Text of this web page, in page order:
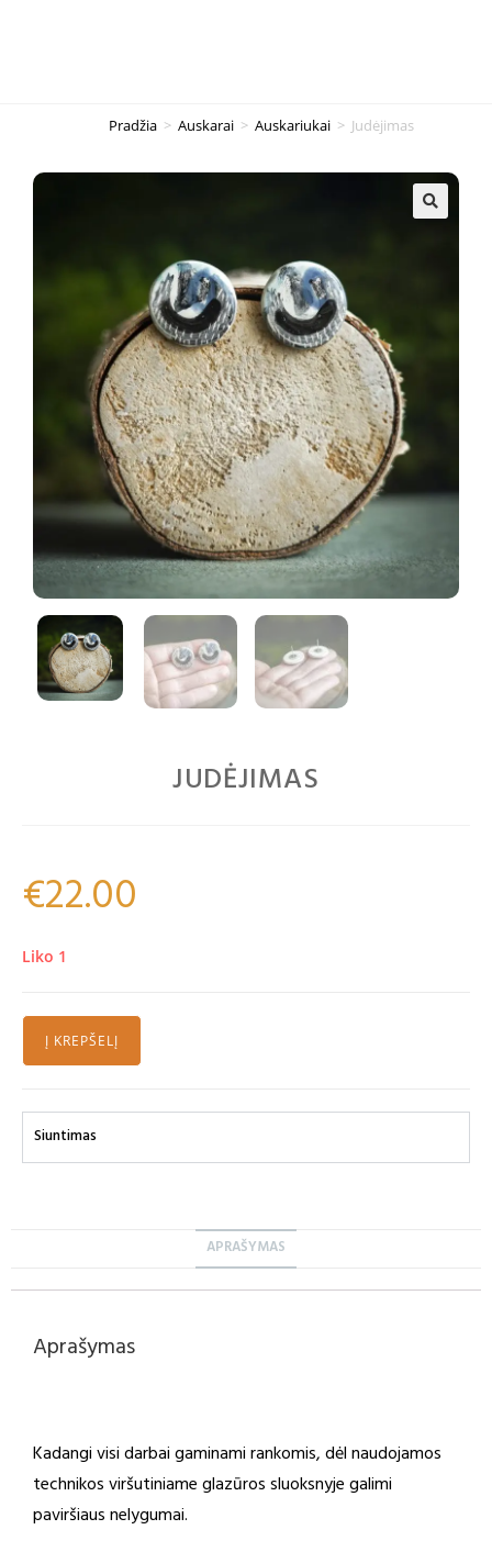
Pradžia > Auskarai > Auskariukai > Judėjimas
JUDĖJIMAS
€22.00
Liko 1
Į KREPŠELĮ
Siuntimas
APRAŠYMAS
Aprašymas
Kadangi visi darbai gaminami rankomis, dėl naudojamos
technikos viršutiniame glazūros sluoksnyje galimi
paviršiaus nelygumai.